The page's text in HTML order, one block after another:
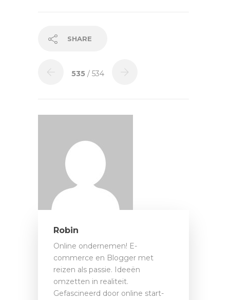
SHARE
535 / 534
Robin
Online ondernemen! E-
commerce en Blogger met
reizen als passie. Ideeën
omzetten in realiteit.
Gefascineerd door online start-